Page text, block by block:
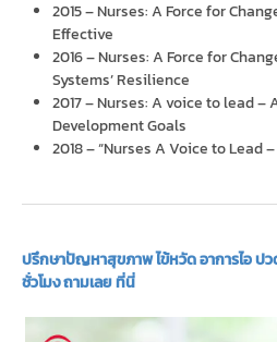
2015 – Nurses: A Force for
Effective
2016 – Nurses: A Force for
Systems’ Resilience
2017 – Nurses: A voice to lead
Development Goals
2018 – “Nurses A Voice to Lead
ปรึกษาปัญหาสุขภาพ ไข้หวัด อาการไอ ป
ชั่วโมง ถามเลย ที่นี่